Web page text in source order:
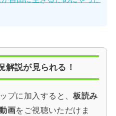
解説が見られる！
プに加入すると、板読み
画をご視聴いただけま